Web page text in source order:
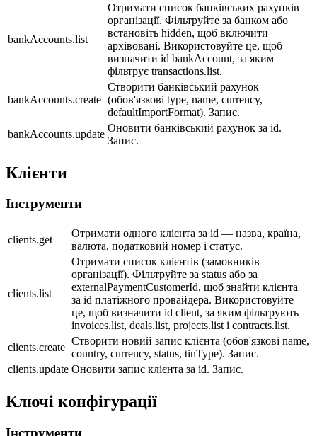
bankAccounts.list
Отримати список банківських рахунків
організації. Фільтруйте за банком або
встановіть hidden, щоб включити
архівовані. Використовуйте це, щоб
визначити id bankAccount, за яким
фільтрує transactions.list.
bankAccounts.create
Створити банківський рахунок
(обов'язкові type, name, currency,
defaultImportFormat). Запис.
bankAccounts.update
Оновити банківський рахунок за id.
Запис.
Клієнти
Інструменти
clients.get
Отримати одного клієнта за id — назва, країна,
валюта, податковий номер і статус.
clients.list
Отримати список клієнтів (замовників
організації). Фільтруйте за status або за
externalPaymentCustomerId, щоб знайти клієнта
за id платіжного провайдера. Використовуйте
це, щоб визначити id client, за яким фільтрують
invoices.list, deals.list, projects.list і contracts.list.
clients.create
Створити новий запис клієнта (обов'язкові name,
country, currency, status, tinType). Запис.
clients.update Оновити запис клієнта за id. Запис.
Ключі конфігурації
Інструменти